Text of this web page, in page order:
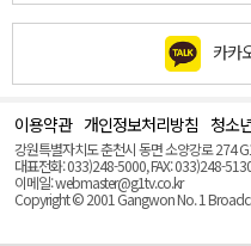
카카
이용약관 개인정보처리방침 청소
강원특별자치도 춘천시 동면 소양강로 274
대표전화: 033)248-5000, FAX: 033)248-
이메일: webmaster@g1tv.co.kr
Copyright © 2001 Gangwon No. 1